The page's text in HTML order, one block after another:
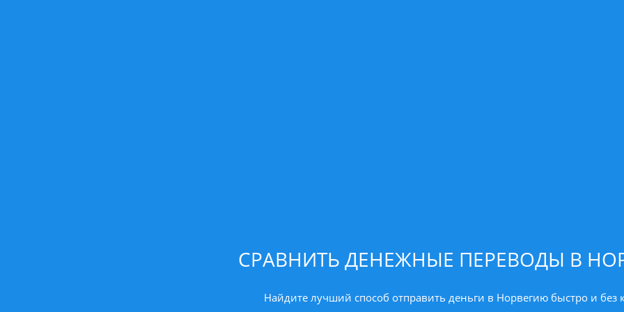
СРАВНИТЬ ДЕНЕЖНЫЕ ПЕРЕВОДЫ В
Найдите лучший способ отправить деньги в Норвегию быстро и без